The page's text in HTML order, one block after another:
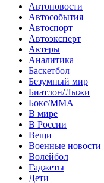
Автоновости
Автособытия
Автоспорт
Автоэксперт
Актеры
Аналитика
Баскетбол
Безумный мир
Биатлон/Лыжи
Бокс/MMA
В мире
В России
Вещи
Военные новости
Волейбол
Гаджеты
Дети